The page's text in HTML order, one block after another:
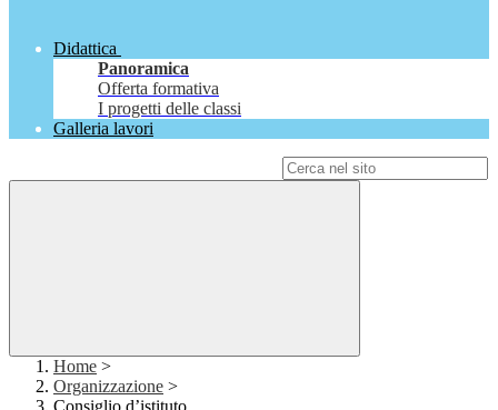
Didattica
Panoramica
Offerta formativa
I progetti delle classi
Galleria lavori
Home >
Organizzazione >